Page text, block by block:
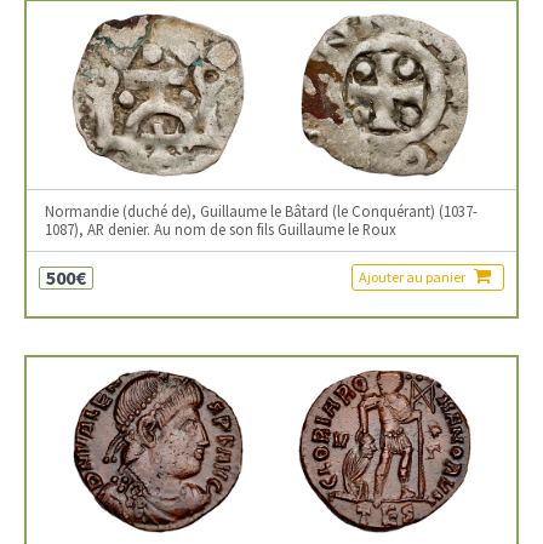
Normandie (duché de), Guillaume le Bâtard (le Conquérant) (1037-
1087), AR denier. Au nom de son fils Guillaume le Roux
500€ Ajouter au panier